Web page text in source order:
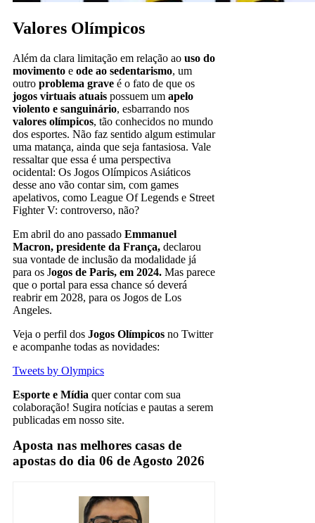
Valores Olímpicos
Além da clara limitação em relação ao uso do
movimento e ode ao sedentarismo, um
outro problema grave é o fato de que os
jogos virtuais atuais possuem um apelo
violento e sanguinário, esbarrando nos
valores olímpicos, tão conhecidos no mundo
dos esportes. Não faz sentido algum estimular
uma matança, ainda que seja fantasiosa. Vale
ressaltar que essa é uma perspectiva
ocidental: Os Jogos Olímpicos Asiáticos
desse ano vão contar sim, com games
apelativos, como League Of Legends e Street
Fighter V: controverso, não?
Em abril do ano passado Emmanuel
Macron, presidente da França, declarou
sua vontade de inclusão da modalidade já
para os Jogos de Paris, em 2024. Mas parece
que o portal para essa chance só deverá
reabrir em 2028, para os Jogos de Los
Angeles.
Veja o perfil dos Jogos Olímpicos no Twitter
e acompanhe todas as novidades:
Tweets by Olympics
Esporte e Mídia quer contar com sua
colaboração! Sugira notícias e pautas a serem
publicadas em nosso site.
Aposta nas melhores casas de
apostas do dia 06 de Agosto 2026